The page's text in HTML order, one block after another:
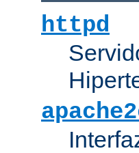
httpd